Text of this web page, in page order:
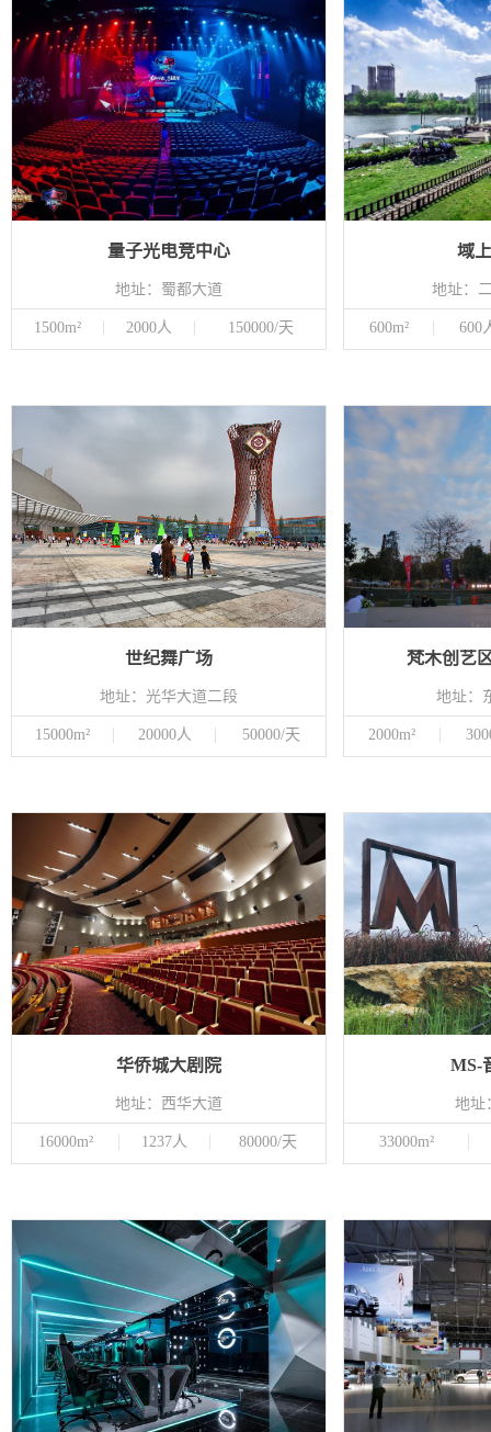
量子光电竞中心
地址：蜀都大道
1500m² 2000人 150000/天
域
地址：
600m² 600
世纪舞广场
地址：光华大道二段
15000m² 20000人 50000/天
梵木创艺
地址：
2000m²
华侨城大剧院
地址：西华大道
16000m² 1237人 80000/天
MS-
地址
33000m²